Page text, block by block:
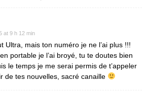
at 9 h 12 min
Ultra, mais ton numéro je ne l’ai plus !!!
portable je l’ai broyé, tu te doutes bien
le temps je me serai permis de t’appeler
de tes nouvelles, sacré canaille